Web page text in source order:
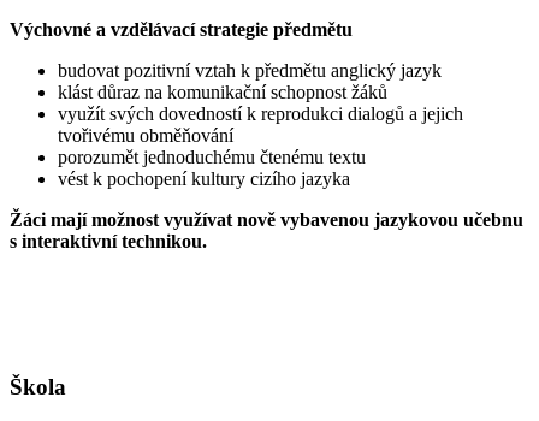
Výchovné a vzdělávací strategie předmětu
budovat pozitivní vztah k předmětu anglický jazyk
klást důraz na komunikační schopnost žáků
využít svých dovedností k reprodukci dialogů a jejich
tvořivému obměňování
porozumět jednoduchému čtenému textu
vést k pochopení kultury cizího jazyka
Žáci mají možnost využívat nově vybavenou jazykovou učebnu
s interaktivní technikou.
Škola